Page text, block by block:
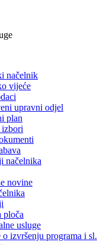
načelnik
vijeće
upravni odjel
plan
načelnika
novine
ploča
usluge
o izvršenju programa i sl.